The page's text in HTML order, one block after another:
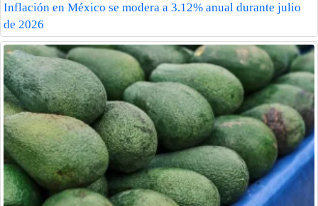
Inflación en México se modera a 3.12% anual durante julio
de 2026